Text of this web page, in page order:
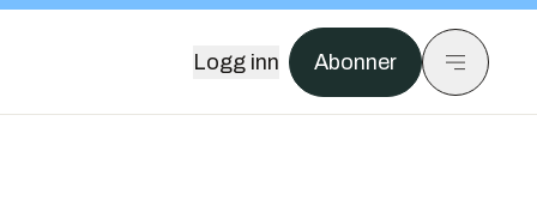
Logg inn Abonner